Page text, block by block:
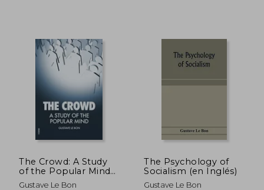
5% 5%
The Crowd: A Study
of the Popular Mind
(en Inglés)
Gustave Le Bon
The Psychology of
Socialism (en Inglés)
Gustave Le Bon